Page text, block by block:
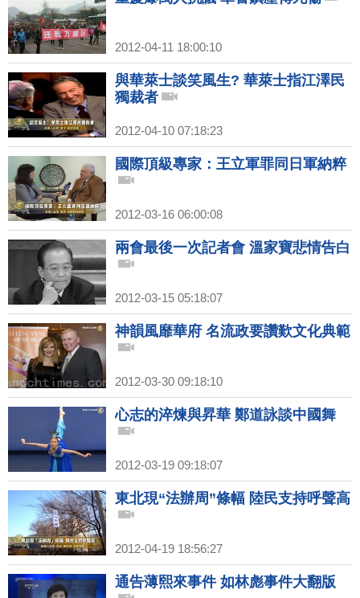
2012-04-11 18:00:10
與華萊士談笑風生? 華萊士指江澤民
獨裁者
2012-04-10 07:18:23
國際頂級專家：王立軍罪同日軍納粹
2012-03-16 06:00:08
兩會最後一次記者會 溫家寶悲情告白
2012-03-15 05:18:07
神韻風靡華府 名流政要讚歎文化典範
2012-03-30 09:18:10
心志的淬煉與昇華 鄭道詠談中國舞
2012-03-19 09:18:07
東北現“法辦周”條幅 陸民支持呼聲高
2012-04-19 18:56:27
通告薄熙來事件 如林彪事件大翻版